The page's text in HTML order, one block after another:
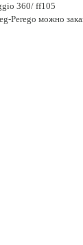
360/ ff105
Perego можно